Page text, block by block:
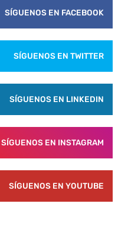
SÍGUENOS EN FACEBOOK
SÍGUENOS EN TWITTER
SÍGUENOS EN LINKEDIN
SÍGUENOS EN INSTAGRAM
SÍGUENOS EN YOUTUBE